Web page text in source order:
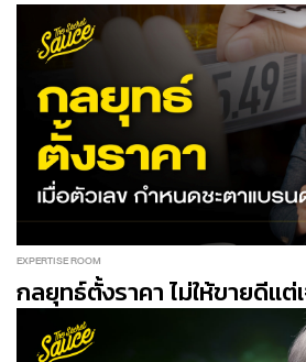
EXPERTISE ROOM
กลยุทธ์ตั้งราคา ไม่ให้ขายดีแต่